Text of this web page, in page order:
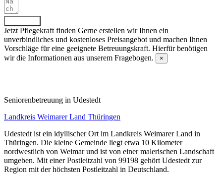
Jetzt Pflegekraft finden Gerne erstellen wir Ihnen ein
unverbindliches und kostenloses Preisangebot und machen Ihnen
Vorschläge für eine geeignete Betreuungskraft. Hierfür benötigen
wir die Informationen aus unserem Fragebogen.
×
Senioren­betreuung in Udestedt
Landkreis Weimarer Land Thüringen
Udestedt ist ein idyllischer Ort im Landkreis Weimarer Land in
Thüringen. Die kleine Gemeinde liegt etwa 10 Kilometer
nordwestlich von Weimar und ist von einer malerischen Landschaft
umgeben. Mit einer Postleitzahl von 99198 gehört Udestedt zur
Region mit der höchsten Postleitzahl in Deutschland.